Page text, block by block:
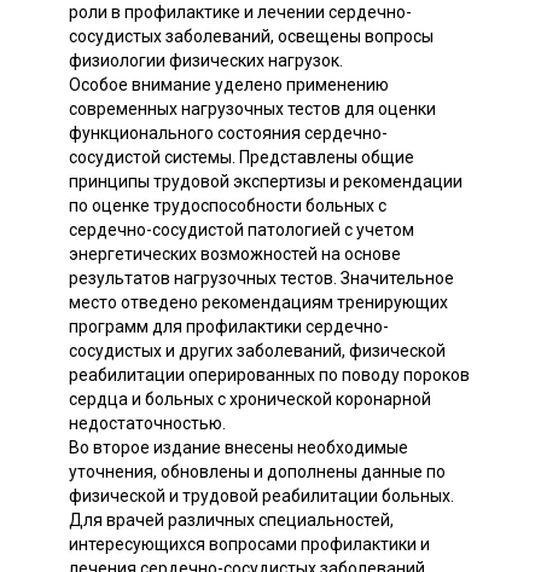
роли в профилактике и лечении сердечно-
сосудистых заболеваний, освещены вопросы
физиологии физических нагрузок.
Особое внимание уделено применению
современных нагрузочных тестов для оценки
функционального состояния сердечно-
сосудистой системы. Представлены общие
принципы трудовой экспертизы и рекомендации
по оценке трудоспособности больных с
сердечно-сосудистой патологией с учетом
энергетических возможностей на основе
результатов нагрузочных тестов. Значительное
место отведено рекомендациям тренирующих
программ для профилактики сердечно-
сосудистых и других заболеваний, физической
реабилитации оперированных по поводу пороков
сердца и больных с хронической коронарной
недостаточностью.
Во второе издание внесены необходимые
уточнения, обновлены и дополнены данные по
физической и трудовой реабилитации больных.
Для врачей различных специальностей,
интересующихся вопросами профилактики и
лечения сердечно-сосудистых заболеваний.